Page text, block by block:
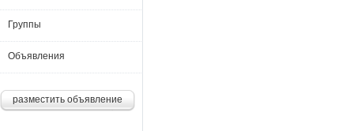
Группы
Объявления
разместить объявление